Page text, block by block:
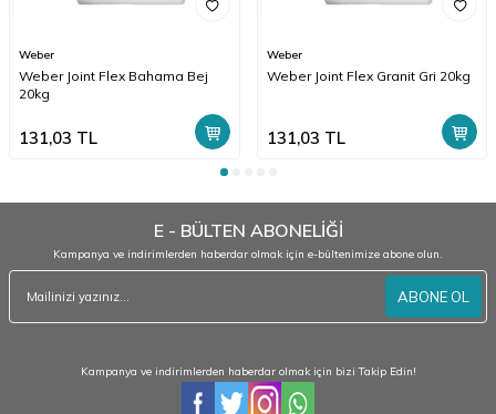
Weber
Weber Joint Flex Bahama Bej
20kg
131,03 TL
Weber
Weber Joint Flex Granit Gri 20kg
131,03 TL
E - BÜLTEN ABONELİĞİ
Kampanya ve indirimlerden haberdar olmak için e-bültenimize abone olun.
ABONE OL
Kampanya ve indirimlerden haberdar olmak için bizi Takip Edin!